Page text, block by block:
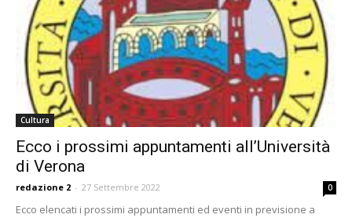
Cultura
Ecco i prossimi appuntamenti all’Università
di Verona
redazione 2 - 27 Settembre 2022 0
Ecco elencati i prossimi appuntamenti ed eventi in previsione a